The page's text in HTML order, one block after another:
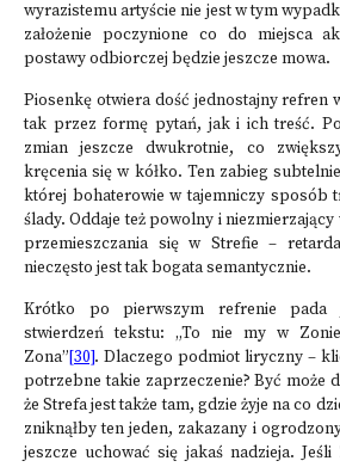
wyrazistemu artyście nie jest w tym
założenie poczynione co do miejsca
postawy odbiorczej będzie jeszcze mowa.
Piosenkę otwiera dość jednostajny refren
tak przez formę pytań, jak i ich treść.
zmian jeszcze dwukrotnie, co
kręcenia się w kółko. Ten zabieg
której bohaterowie w tajemniczy sposób
ślady. Oddaje też powolny i
przemieszczania się w Strefie –
nieczęsto jest tak bogata semantycznie.
Krótko po pierwszym refrenie pada
stwierdzeń tekstu: „To nie my w
Zona”[30]. Dlaczego podmiot liryczny –
potrzebne takie zaprzeczenie? Być może
że Strefa jest także tam, gdzie żyje na co
zniknąłby ten jeden, zakazany i
jeszcze uchować się jakaś nadzieja.